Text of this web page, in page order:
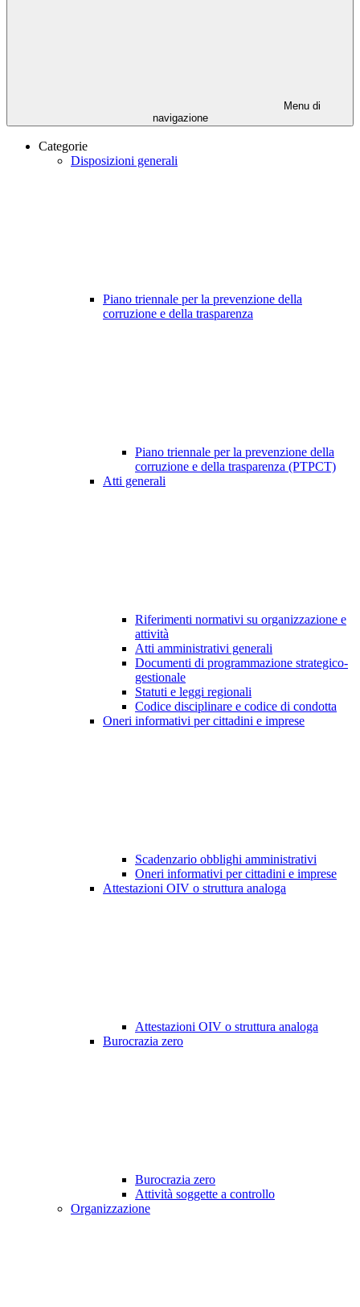
Menu di
navigazione
Categorie
Disposizioni generali
Piano triennale per la prevenzione della
corruzione e della trasparenza
Piano triennale per la prevenzione della
corruzione e della trasparenza (PTPCT)
Atti generali
Riferimenti normativi su organizzazione e
attività
Atti amministrativi generali
Documenti di programmazione strategico-
gestionale
Statuti e leggi regionali
Codice disciplinare e codice di condotta
Oneri informativi per cittadini e imprese
Scadenzario obblighi amministrativi
Oneri informativi per cittadini e imprese
Attestazioni OIV o struttura analoga
Attestazioni OIV o struttura analoga
Burocrazia zero
Burocrazia zero
Attività soggette a controllo
Organizzazione